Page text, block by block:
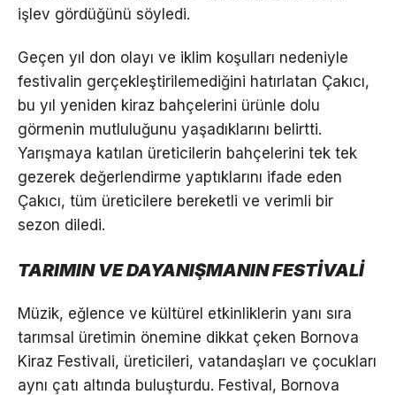
işlev gördüğünü söyledi.
Geçen yıl don olayı ve iklim koşulları nedeniyle
festivalin gerçekleştirilemediğini hatırlatan Çakıcı,
bu yıl yeniden kiraz bahçelerini ürünle dolu
görmenin mutluluğunu yaşadıklarını belirtti.
Yarışmaya katılan üreticilerin bahçelerini tek tek
gezerek değerlendirme yaptıklarını ifade eden
Çakıcı, tüm üreticilere bereketli ve verimli bir
sezon diledi.
TARIMIN VE DAYANIŞMANIN FESTİVALİ
Müzik, eğlence ve kültürel etkinliklerin yanı sıra
tarımsal üretimin önemine dikkat çeken Bornova
Kiraz Festivali, üreticileri, vatandaşları ve çocukları
aynı çatı altında buluşturdu. Festival, Bornova